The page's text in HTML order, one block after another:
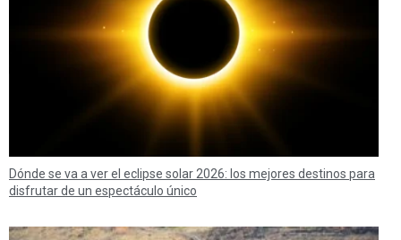
Dónde se va a ver el eclipse solar 2026: los mejores destinos para
disfrutar de un espectáculo único